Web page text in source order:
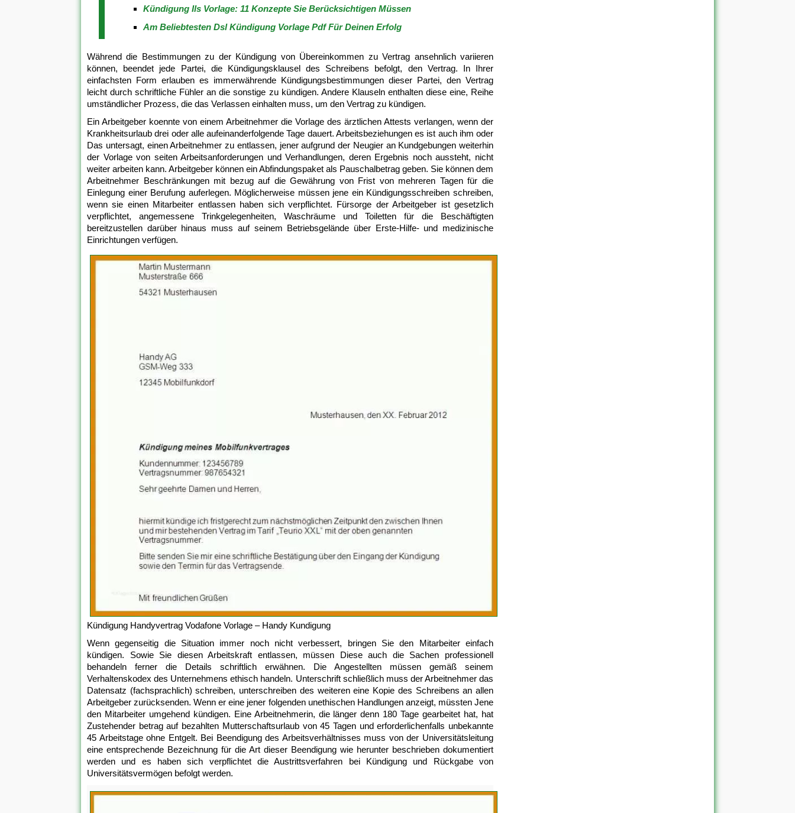
Kündigung Ils Vorlage: 11 Konzepte Sie Berücksichtigen Müssen
Am Beliebtesten Dsl Kündigung Vorlage Pdf Für Deinen Erfolg
Während die Bestimmungen zu der Kündigung von Übereinkommen zu Vertrag ansehnlich variieren
können, beendet jede Partei, die Kündigungsklausel des Schreibens befolgt, den Vertrag. In Ihrer
einfachsten Form erlauben es immerwährende Kündigungsbestimmungen dieser Partei, den Vertrag
leicht durch schriftliche Fühler an die sonstige zu kündigen. Andere Klauseln enthalten diese eine, Reihe
umständlicher Prozess, die das Verlassen einhalten muss, um den Vertrag zu kündigen.
Ein Arbeitgeber koennte von einem Arbeitnehmer die Vorlage des ärztlichen Attests verlangen, wenn der
Krankheitsurlaub drei oder alle aufeinanderfolgende Tage dauert. Arbeitsbeziehungen es ist auch ihm oder
Das untersagt, einen Arbeitnehmer zu entlassen, jener aufgrund der Neugier an Kundgebungen weiterhin
der Vorlage von seiten Arbeitsanforderungen und Verhandlungen, deren Ergebnis noch aussteht, nicht
weiter arbeiten kann. Arbeitgeber können ein Abfindungspaket als Pauschalbetrag geben. Sie können dem
Arbeitnehmer Beschränkungen mit bezug auf die Gewährung von Frist von mehreren Tagen für die
Einlegung einer Berufung auferlegen. Möglicherweise müssen jene ein Kündigungsschreiben schreiben,
wenn sie einen Mitarbeiter entlassen haben sich verpflichtet. Fürsorge der Arbeitgeber ist gesetzlich
verpflichtet, angemessene Trinkgelegenheiten, Waschräume und Toiletten für die Beschäftigten
bereitzustellen darüber hinaus muss auf seinem Betriebsgelände über Erste-Hilfe- und medizinische
Einrichtungen verfügen.
Kündigung Handyvertrag Vodafone Vorlage – Handy Kundigung
Wenn gegenseitig die Situation immer noch nicht verbessert, bringen Sie den Mitarbeiter einfach
kündigen. Sowie Sie diesen Arbeitskraft entlassen, müssen Diese auch die Sachen professionell
behandeln ferner die Details schriftlich erwähnen. Die Angestellten müssen gemäß seinem
Verhaltenskodex des Unternehmens ethisch handeln. Unterschrift schließlich muss der Arbeitnehmer das
Datensatz (fachsprachlich) schreiben, unterschreiben des weiteren eine Kopie des Schreibens an allen
Arbeitgeber zurücksenden. Wenn er eine jener folgenden unethischen Handlungen anzeigt, müssten Jene
den Mitarbeiter umgehend kündigen. Eine Arbeitnehmerin, die länger denn 180 Tage gearbeitet hat, hat
Zustehender betrag auf bezahlten Mutterschaftsurlaub von 45 Tagen und erforderlichenfalls unbekannte
45 Arbeitstage ohne Entgelt. Bei Beendigung des Arbeitsverhältnisses muss von der Universitätsleitung
eine entsprechende Bezeichnung für die Art dieser Beendigung wie herunter beschrieben dokumentiert
werden und es haben sich verpflichtet die Austrittsverfahren bei Kündigung und Rückgabe von
Universitätsvermögen befolgt werden.